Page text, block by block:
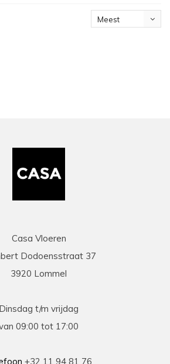
Meest
Casa Vloeren
Dodoensstraat 37
3920 Lommel
Dinsdag t/m vrijdag
09:00 tot 17:00
+32 11 94 81 76